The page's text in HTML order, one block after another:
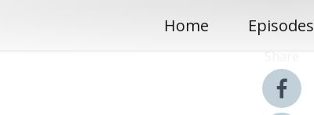
Home Episodes